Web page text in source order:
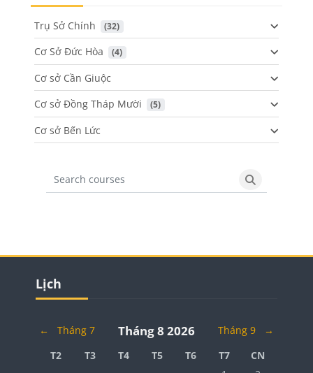
Trụ Sở Chính (32)
Cơ Sở Đức Hòa (4)
Cơ sở Cần Giuộc
Cơ sở Đồng Tháp Mười
(5)
Cơ sở Bến Lức
Search courses
Search
Các khối
Lịch
← Tháng 7 Tháng 8 2026 Tháng 9
→
Thứ 2
T2 Thứ 3
T3 Thứ 4
T4 Thứ 5
T5 Thứ 6
T6 Thứ 7
T7 Chủ Nhật
CN